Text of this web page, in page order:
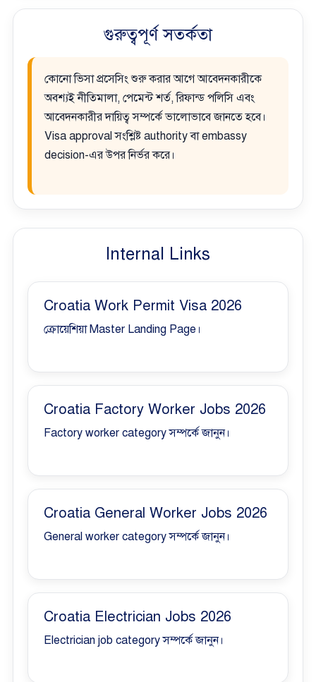
গুরুত্বপূর্ণ সতর্কতা
কোনো ভিসা প্রসেসিং শুরু করার আগে আবেদনকারীকে
অবশ্যই নীতিমালা, পেমেন্ট শর্ত, রিফান্ড পলিসি এবং
আবেদনকারীর দায়িত্ব সম্পর্কে ভালোভাবে জানতে হবে।
Visa approval সংশ্লিষ্ট authority বা embassy
decision-এর উপর নির্ভর করে।
Internal Links
Croatia Work Permit Visa 2026
ক্রোয়েশিয়া Master Landing Page।
Croatia Factory Worker Jobs 2026
Factory worker category সম্পর্কে জানুন।
Croatia General Worker Jobs 2026
General worker category সম্পর্কে জানুন।
Croatia Electrician Jobs 2026
Electrician job category সম্পর্কে জানুন।